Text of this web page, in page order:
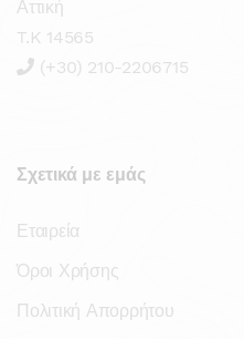
Αττική
T.K 14565
(+30) 210-2206715
Σχετικά με εμάς
Εταιρεία
Όροι Χρήσης
Πολιτική Απορρήτου